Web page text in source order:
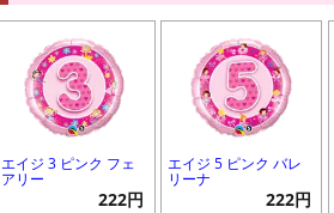
エイジ 3 ピンク フェ
アリー
222円
エイジ 5 ピンク バレ
リーナ
222円